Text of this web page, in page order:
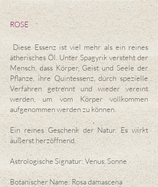
ROSE
Diese Essenz ist viel mehr als ein reines
ätherisches Öl. Unter Spagyrik versteht der
Mensch, dass Körper, Geist und Seele der
Pflanze, ihre Quintessenz, durch spezielle
Verfahren getrennt und wieder vereint
werden, um vom Körper vollkommen
aufgenommen werden zu können.
Ein reines Geschenk der Natur. Es wirkt
äußerst herzöffnend.
Astrologische Signatur: Venus, Sonne
Botanischer Name: Rosa damascena